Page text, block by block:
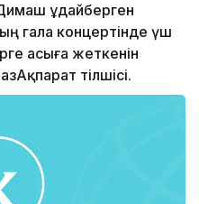
Құдайберген
гала концертінде үш
асыға жеткенін
тілшісі.